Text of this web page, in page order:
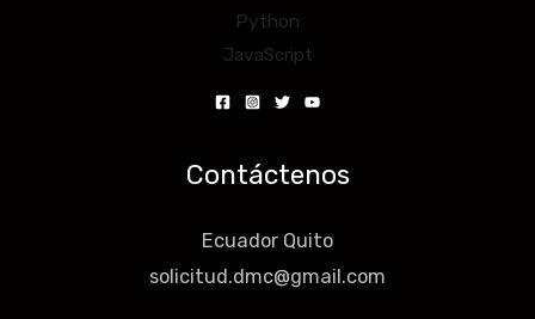
Python
JavaScript
Contáctenos
Ecuador Quito
solicitud.dmc@gmail.com